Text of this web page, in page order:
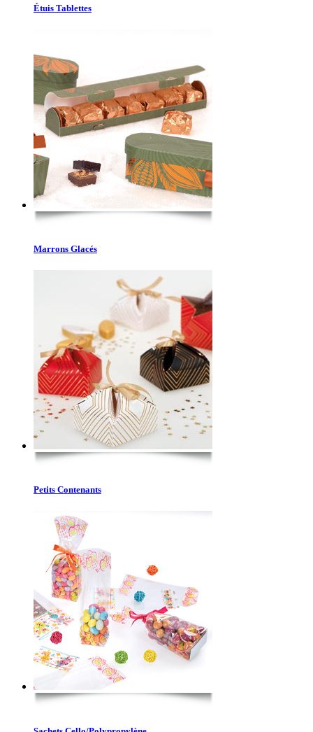
Étuis Tablettes
Marrons Glacés
Petits Contenants